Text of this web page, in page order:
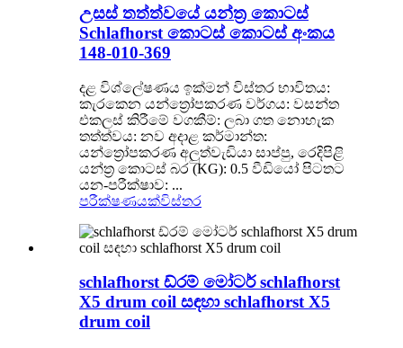
උසස් තත්ත්වයේ යන්ත්‍ර කොටස්
Schlafhorst කොටස් කොටස් අංකය
148-010-369
දළ විශ්ලේෂණය ඉක්මන් විස්තර භාවිතය:
කැරකෙන යන්ත්‍රෝපකරණ වර්ගය: වසන්ත
එකලස් කිරීමේ වගකීම්: ලබා ගත නොහැක
තත්ත්වය: නව අදාළ කර්මාන්ත:
යන්ත්‍රෝපකරණ අලුත්වැඩියා සාප්පු, රෙදිපිළි
යන්ත්‍ර කොටස් බර (KG): 0.5 වීඩියෝ පිටතට
යන-පරීක්ෂාව: ...
පරීක්ෂණයක්විස්තර
schlafhorst ඩ්රම් මෝටර් schlafhorst
X5 drum coil සඳහා schlafhorst X5
drum coil